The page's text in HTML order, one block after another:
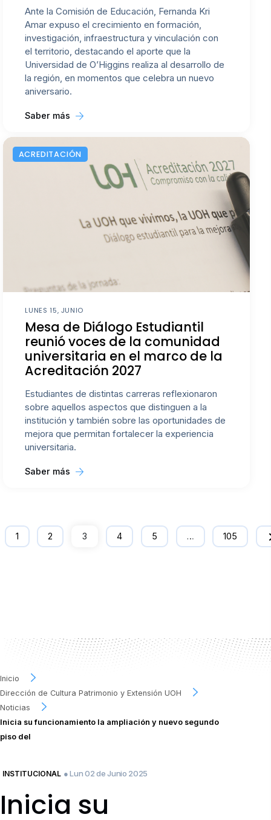
Ante la Comisión de Educación, Fernanda Kri
Amar expuso el crecimiento en formación,
investigación, infraestructura y vinculación con
el territorio, destacando el aporte que la
Universidad de O’Higgins realiza al desarrollo de
la región, en momentos que celebra un nuevo
aniversario.
Saber más
ACREDITACIÓN
LUNES 15, JUNIO
Mesa de Diálogo Estudiantil
reunió voces de la comunidad
universitaria en el marco de la
Acreditación 2027
Estudiantes de distintas carreras reflexionaron
sobre aquellos aspectos que distinguen a la
institución y también sobre las oportunidades de
mejora que permitan fortalecer la experiencia
universitaria.
Saber más
1 2 3 4 5 … 105
Inicio
Dirección de Cultura Patrimonio y Extensión UOH
Noticias
Inicia su funcionamiento la ampliación y nuevo segundo
piso del
INSTITUCIONAL ● Lun 02 de Junio 2025
Inicia su